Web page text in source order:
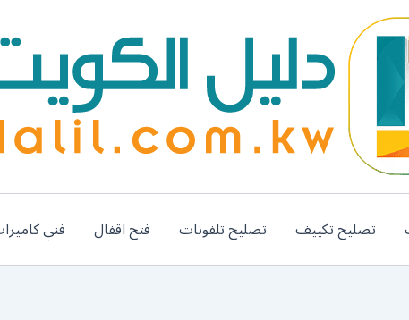
تصليح تكييف تصليح تلفونات فتح اقفال فني